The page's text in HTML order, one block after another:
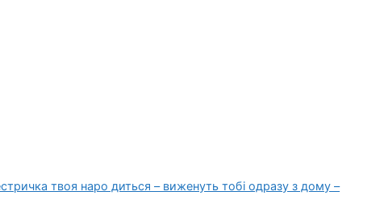
твоя наро диться – виженуть тобі одразу з дому –